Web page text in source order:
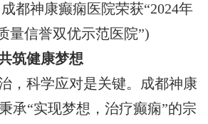
都神康癫痫医院荣获“2024年
量信誉双优示范医院”)
筑健康梦想
，科学应对是关键。成都神康
承“实现梦想，治疗癫痫”的宗